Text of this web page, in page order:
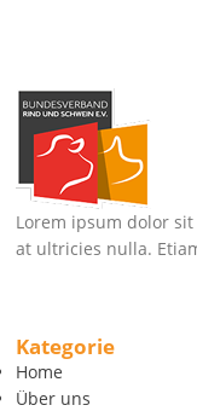
Lorem ipsum dolor
at ultricies nulla.
Kategorie
Home
Über uns